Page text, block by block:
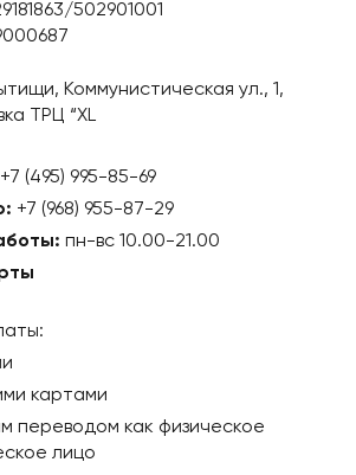
502901001
Коммунистическая ул., 1,
ТРЦ “XL
+7 (495) 995-85-69
+7 (968) 955-87-29
пн-вс 10.00-21.00
картами
переводом как физическое
лицо